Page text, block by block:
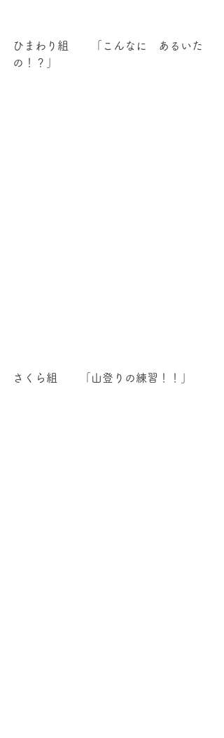
ひまわり組　　「こんなに　あるいた
の！？」
さくら組　　「山登りの練習！！」